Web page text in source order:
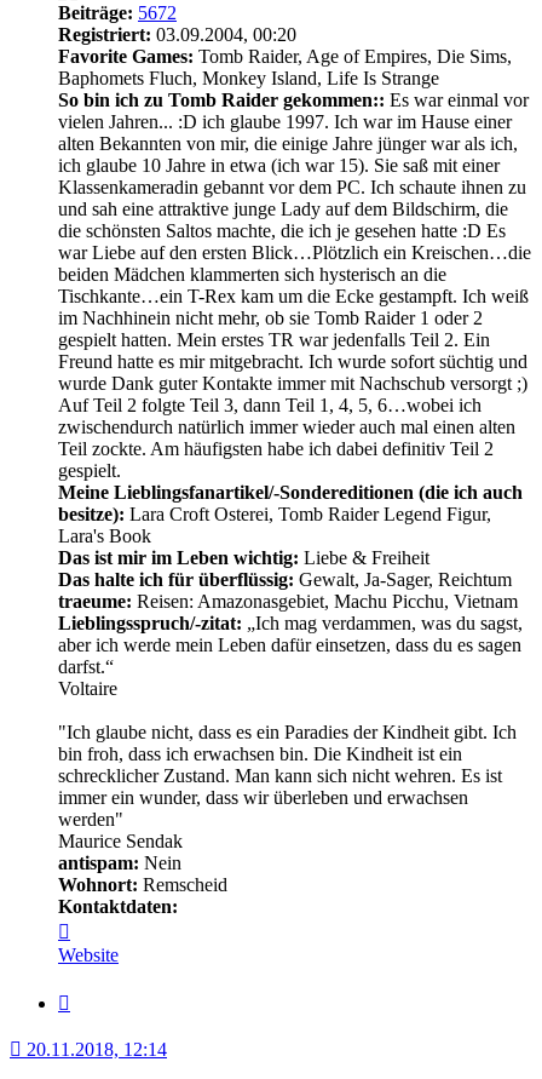
Beiträge: 5672
Registriert: 03.09.2004, 00:20
Favorite Games: Tomb Raider, Age of Empires, Die Sims,
Baphomets Fluch, Monkey Island, Life Is Strange
So bin ich zu Tomb Raider gekommen:: Es war einmal vor
vielen Jahren... :D ich glaube 1997. Ich war im Hause einer
alten Bekannten von mir, die einige Jahre jünger war als ich,
ich glaube 10 Jahre in etwa (ich war 15). Sie saß mit einer
Klassenkameradin gebannt vor dem PC. Ich schaute ihnen zu
und sah eine attraktive junge Lady auf dem Bildschirm, die
die schönsten Saltos machte, die ich je gesehen hatte :D Es
war Liebe auf den ersten Blick…Plötzlich ein Kreischen…die
beiden Mädchen klammerten sich hysterisch an die
Tischkante…ein T-Rex kam um die Ecke gestampft. Ich weiß
im Nachhinein nicht mehr, ob sie Tomb Raider 1 oder 2
gespielt hatten. Mein erstes TR war jedenfalls Teil 2. Ein
Freund hatte es mir mitgebracht. Ich wurde sofort süchtig und
wurde Dank guter Kontakte immer mit Nachschub versorgt ;)
Auf Teil 2 folgte Teil 3, dann Teil 1, 4, 5, 6…wobei ich
zwischendurch natürlich immer wieder auch mal einen alten
Teil zockte. Am häufigsten habe ich dabei definitiv Teil 2
gespielt.
Meine Lieblingsfanartikel/-Sondereditionen (die ich auch
besitze): Lara Croft Osterei, Tomb Raider Legend Figur,
Lara's Book
Das ist mir im Leben wichtig: Liebe & Freiheit
Das halte ich für überflüssig: Gewalt, Ja-Sager, Reichtum
traeume: Reisen: Amazonasgebiet, Machu Picchu, Vietnam
Lieblingsspruch/-zitat: „Ich mag verdammen, was du sagst,
aber ich werde mein Leben dafür einsetzen, dass du es sagen
darfst.“
Voltaire
"Ich glaube nicht, dass es ein Paradies der Kindheit gibt. Ich
bin froh, dass ich erwachsen bin. Die Kindheit ist ein
schrecklicher Zustand. Man kann sich nicht wehren. Es ist
immer ein wunder, dass wir überleben und erwachsen
werden"
Maurice Sendak
antispam: Nein
Wohnort: Remscheid
Kontaktdaten:
von
Minerva
Website
20.11.2018, 12:14